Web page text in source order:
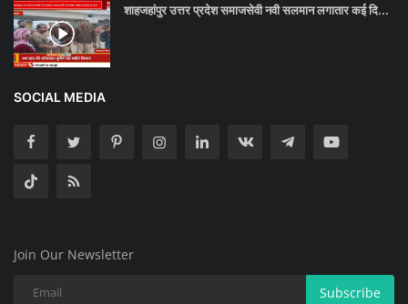
शाहजहांपुर उत्तर प्रदेश समाजसेवी नवी सलमान लगातार कई दि...
SOCIAL MEDIA
Join Our Newsletter
Subscribe